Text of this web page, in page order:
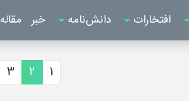
افتخارات دانش‌نامه خبر مقاله
1
2
3